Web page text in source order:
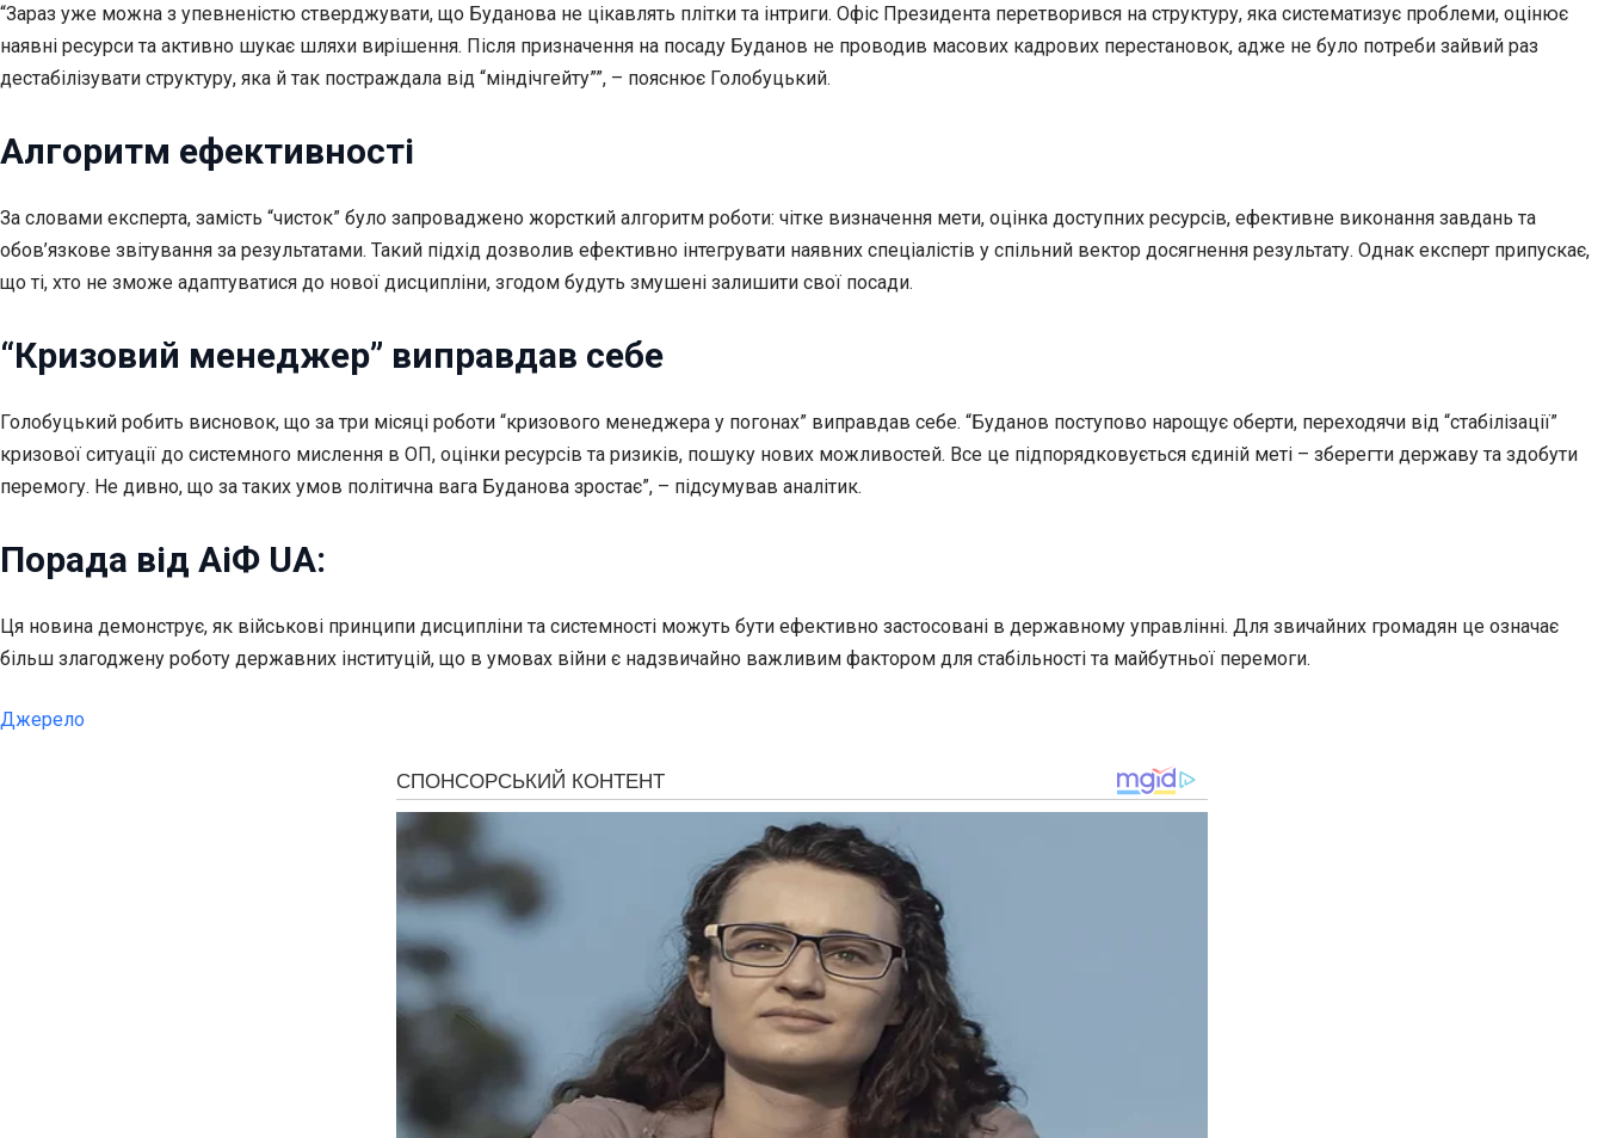
“Зараз уже можна з упевненістю стверджувати, що Буданова не цікавлять плітки та інтриги. Офіс Президента перетворився на структуру, яка систематизує проблеми, оцінює
наявні ресурси та активно шукає шляхи вирішення. Після призначення на посаду Буданов не проводив масових кадрових перестановок, адже не було потреби зайвий раз
дестабілізувати структуру, яка й так постраждала від “міндічгейту””, – пояснює Голобуцький.
Алгоритм ефективності
За словами експерта, замість “чисток” було запроваджено жорсткий алгоритм роботи: чітке визначення мети, оцінка доступних ресурсів, ефективне виконання завдань та
обов’язкове звітування за результатами. Такий підхід дозволив ефективно інтегрувати наявних спеціалістів у спільний вектор досягнення результату. Однак експерт припускає,
що ті, хто не зможе адаптуватися до нової дисципліни, згодом будуть змушені залишити свої посади.
“Кризовий менеджер” виправдав себе
Голобуцький робить висновок, що за три місяці роботи “кризового менеджера у погонах” виправдав себе. “Буданов поступово нарощує оберти, переходячи від “стабілізації”
кризової ситуації до системного мислення в ОП, оцінки ресурсів та ризиків, пошуку нових можливостей. Все це підпорядковується єдиній меті – зберегти державу та здобути
перемогу. Не дивно, що за таких умов політична вага Буданова зростає”, – підсумував аналітик.
Порада від АіФ UA:
Ця новина демонструє, як військові принципи дисципліни та системності можуть бути ефективно застосовані в державному управлінні. Для звичайних громадян це означає
більш злагоджену роботу державних інституцій, що в умовах війни є надзвичайно важливим фактором для стабільності та майбутньої перемоги.
Джерело